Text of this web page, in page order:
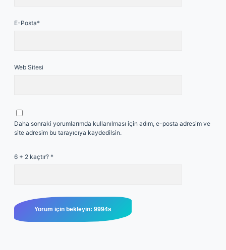
E-Posta*
Web Sitesi
Daha sonraki yorumlarımda kullanılması için adım, e-posta adresim ve
site adresim bu tarayıcıya kaydedilsin.
6 + 2 kaçtır? *